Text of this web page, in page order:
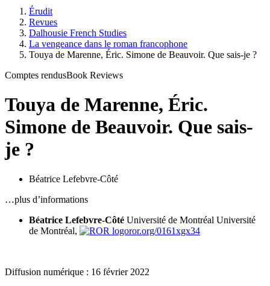
Érudit
Revues
Dalhousie French Studies
La vengeance dans le roman francophone
Touya de Marenne, Éric. Simone de Beauvoir. Que sais-je ?
Comptes rendusBook Reviews
Touya de Marenne, Éric.
Simone de Beauvoir. Que sais-
je ?
Béatrice Lefebvre-Côté
…plus d’informations
Béatrice Lefebvre-Côté Université de Montréal Université
de Montréal,
ror.org/0161xgx34
Diffusion numérique : 16 février 2022